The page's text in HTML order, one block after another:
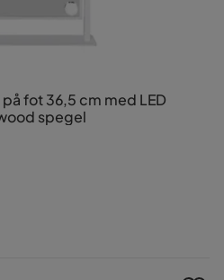
fot 36,5 cm med LED
spegel